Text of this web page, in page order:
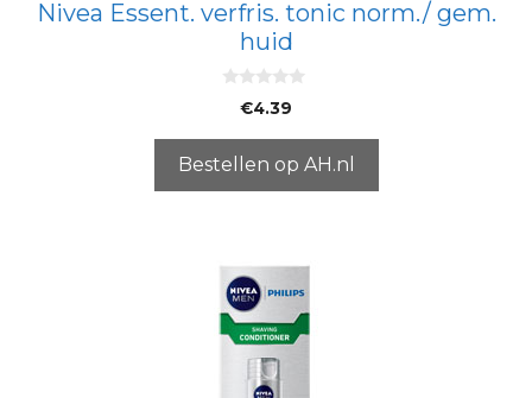
Nivea Essent. verfris. tonic norm./ gem.
huid
5
€4.39
Bestellen op AH.nl